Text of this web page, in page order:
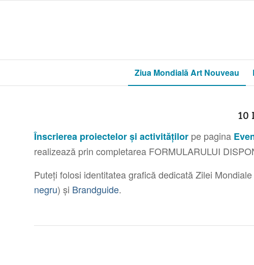
Ziua Mondială Art Nouveau
10
Înscrierea proiectelor și activităților pe pagina
realizează prin completarea FORMULARULUI
Puteți folosi identitatea grafică dedicată Zilei
negru) și Brandguide.